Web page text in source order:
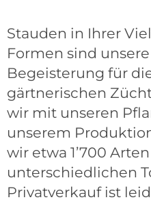
Stauden in Ihrer
Formen sind
Begeisterung für
gärtnerischen
wir mit unseren
unserem
wir etwa 1’700
unterschiedlichen
Privatverkauf ist